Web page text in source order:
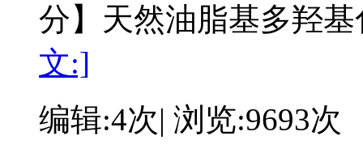
分】天然油脂基多羟
文:]
编辑:4次| 浏览:9693次